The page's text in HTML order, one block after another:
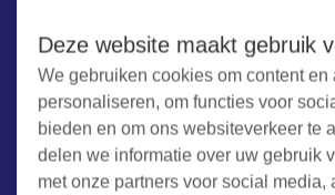
Deze website maakt gebruik
We gebruiken cookies om content en
personaliseren, om functies voor
bieden en om ons websiteverkeer te
delen we informatie over uw gebruik
met onze partners voor social media,
Contact
Werken bij RUD Zeeland